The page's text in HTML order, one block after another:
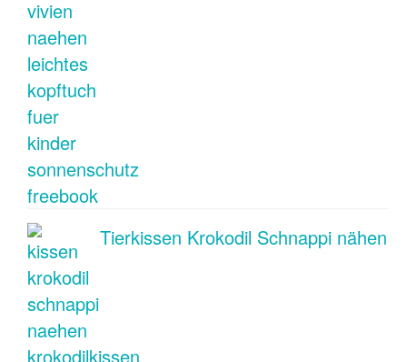
Tierkissen Krokodil Schnappi nähen